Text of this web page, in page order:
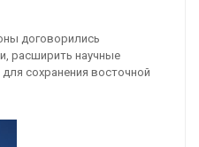
договорились
расширить научные
сохранения восточной